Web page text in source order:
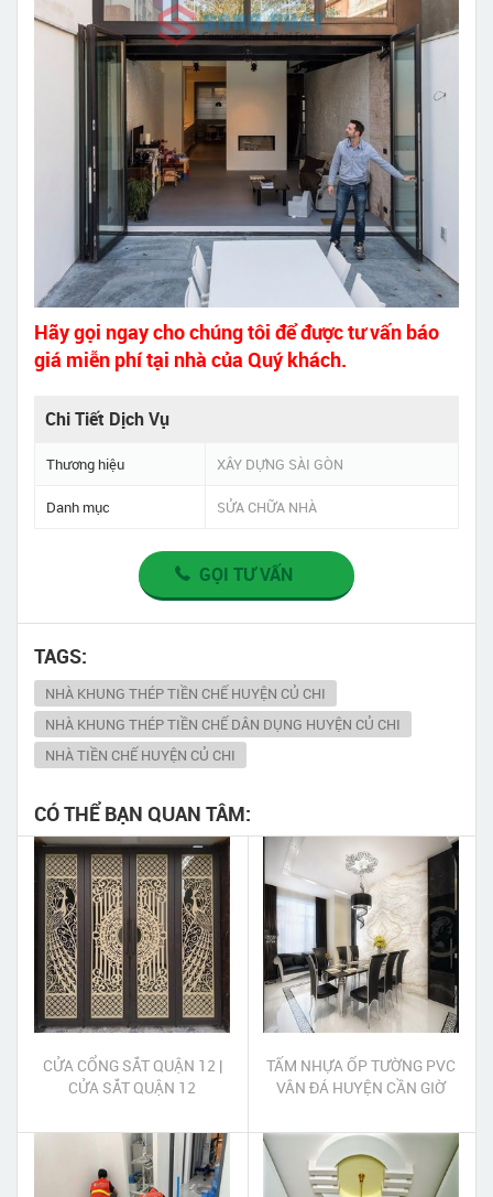
Hãy gọi ngay cho chúng tôi để được tư vấn báo
giá miễn phí tại nhà của Quý khách.
Chi Tiết Dịch Vụ
Thương hiệu XÂY DỰNG SÀI GÒN
Danh mục SỬA CHỮA NHÀ
GỌI TƯ VẤN
TAGS:
NHÀ KHUNG THÉP TIỀN CHẾ HUYỆN CỦ CHI
NHÀ KHUNG THÉP TIỀN CHẾ DÂN DỤNG HUYỆN CỦ CHI
NHÀ TIỀN CHẾ HUYỆN CỦ CHI
CÓ THỂ BẠN QUAN TÂM:
CỬA CỔNG SẮT QUẬN 12 |
CỬA SẮT QUẬN 12
TẤM NHỰA ỐP TƯỜNG PVC
VÂN ĐÁ HUYỆN CẦN GIỜ